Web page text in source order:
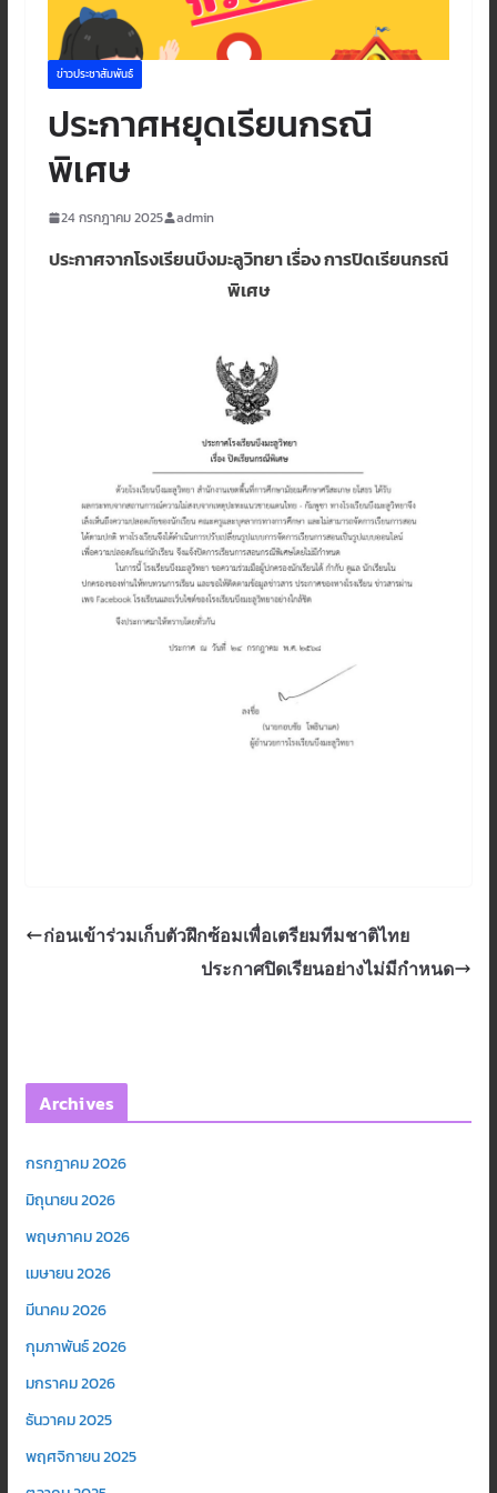
ข่าวประชาสัมพันธ์
ประกาศหยุดเรียนกรณี
พิเศษ
24 กรกฎาคม 2025 admin
ประกาศจากโรงเรียนบึงมะลูวิทยา เรื่อง การปิดเรียนกรณี
พิเศษ
ก่อนเข้าร่วมเก็บตัวฝึกซ้อมเพื่อเตรียมทีมชาติไทย
ประกาศปิดเรียนอย่างไม่มีกำหนด
Archives
กรกฎาคม 2026
มิถุนายน 2026
พฤษภาคม 2026
เมษายน 2026
มีนาคม 2026
กุมภาพันธ์ 2026
มกราคม 2026
ธันวาคม 2025
พฤศจิกายน 2025